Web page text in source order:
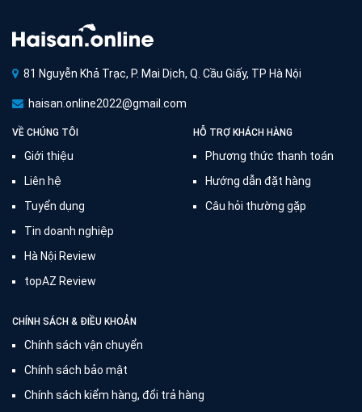
81 Nguyễn Khả Trạc, P. Mai Dịch, Q. Cầu Giấy, TP Hà Nội
haisan.online2022@gmail.com
VỀ CHÚNG TÔI
Giới thiệu
Liên hệ
Tuyển dụng
Tin doanh nghiệp
Hà Nội Review
topAZ Review
HỖ TRỢ KHÁCH HÀNG
Phương thức thanh toán
Hướng dẫn đặt hàng
Câu hỏi thường gặp
CHÍNH SÁCH & ĐIỀU KHOẢN
Chính sách vận chuyển
Chính sách bảo mật
Chính sách kiểm hàng, đổi trả hàng